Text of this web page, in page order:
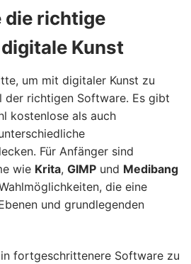
die richtige
Kunst
um mit digitaler Kunst zu
der richtigen Software. Es gibt
kostenlose als auch
Für Anfänger sind
wie Krita, GIMP und Medibang
die eine
und grundlegenden
fortgeschrittenere Software zu